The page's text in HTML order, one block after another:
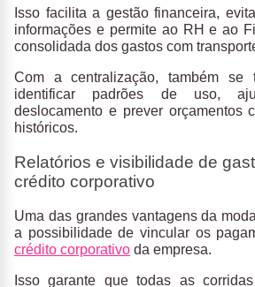
Isso facilita a gestão financeira,
informações e permite ao RH e ao
consolidada dos gastos com
Com a centralização, também se
identificar padrões de uso,
deslocamento e prever orçamentos
históricos.
Relatórios e visibilidade de
crédito corporativo
Uma das grandes vantagens da
a possibilidade de vincular os
crédito corporativo da empresa.
Isso garante que todas as